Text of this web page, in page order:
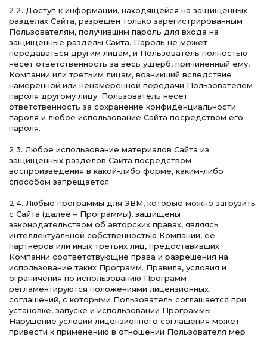
2.2. Доступ к информации, находящейся на защищенных
разделах Сайта, разрешен только зарегистрированным
Пользователям, получившим пароль для входа на
защищенные разделы Сайта. Пароль не может
передаваться другим лицам, и Пользователь полностью
несет ответственность за весь ущерб, причиненный ему,
Компании или третьим лицам, возникший вследствие
намеренной или ненамеренной передачи Пользователем
пароля другому лицу. Пользователь несет
ответственность за сохранение конфиденциальности
пароля и любое использование Сайта посредством его
пароля.
2.3. Любое использование материалов Сайта из
защищенных разделов Сайта посредством
воспроизведения в какой-либо форме, каким-либо
способом запрещается.
2.4. Любые программы для ЭВМ, которые можно загрузить
с Сайта (далее – Программы), защищены
законодательством об авторских правах, являясь
интеллектуальной собственностью Компании, ее
партнеров или иных третьих лиц, предоставивших
Компании соответствующие права и разрешения на
использование таких Программ. Правила, условия и
ограничения по использованию Программ
регламентируются положениями лицензионных
соглашений, с которыми Пользователь соглашается при
установке, запуске и использовании Программы.
Нарушение условий лицензионного соглашения может
привести к применению в отношении Пользователя мер